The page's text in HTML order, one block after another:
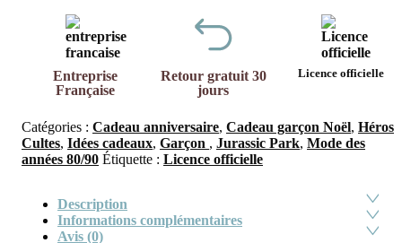
Entreprise
Française
Retour gratuit 30
jours
Licence officielle
Catégories : Cadeau anniversaire, Cadeau garçon Noël, Héros
Cultes, Idées cadeaux, Garçon , Jurassic Park, Mode des
années 80/90 Étiquette : Licence officielle
Description
Informations complémentaires
Avis (0)